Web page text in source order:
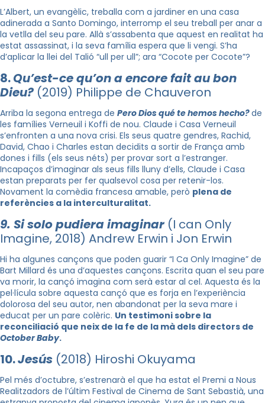
L’Albert, un evangèlic, treballa com a jardiner en una casa
adinerada a Santo Domingo, interromp el seu treball per anar a
la vetlla del seu pare. Allà s’assabenta que aquest en realitat ha
estat assassinat, i la seva família espera que li vengi. S’ha
d’aplicar la llei del Talió “ull per ull”; ara “Cocote per Cocote”?
8.Qu’est-ce qu’on a encore fait au bon
Dieu? (2019) Philippe de Chauveron
Arriba la segona entrega de Pero Dios qué te hemos hecho?de
les famílies Verneuil i Koffi de nou. Claude i Casa Verneuil
s’enfronten a una nova crisi. Els seus quatre gendres, Rachid,
David, Chao i Charles estan decidits a sortir de França amb
dones i fills (els seus néts) per provar sort a l’estranger.
Incapaços d’imaginar als seus fills lluny d’ells, Claude i Casa
estan preparats per fer qualsevol cosa per retenir-los.
Novament la comèdia francesa amable, però plena de
referències a la interculturalitat.
9. Si solo pudiera imaginar (I can Only
Imagine, 2018) Andrew Erwin i Jon Erwin
Hi ha algunes cançons que poden guarir “I Ca Only Imagine” de
Bart Millard és una d’aquestes cançons. Escrita quan el seu pare
va morir, la cançó imagina com serà estar al cel. Aquesta és la
pel·lícula sobre aquesta cançó que es forja en l’experiència
dolorosa del seu autor, nen abandonat per la seva mare i
educat per un pare colèric. Un testimoni sobre la
reconciliació que neix de la fe de la mà dels directors de
October Baby.
10.Jesús (2018) Hiroshi Okuyama
Pel més d’octubre, s’estrenarà el que ha estat el Premi a Nous
Realitzadors de l’últim Festival de Cinema de Sant Sebastià, una